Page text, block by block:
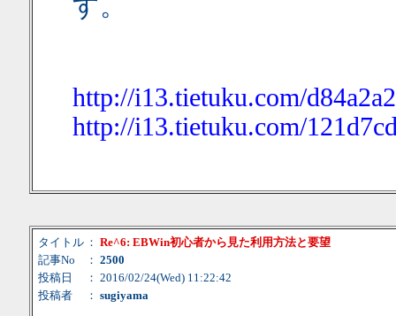
す。
http://i13.tietuku.com/
http://i13.tietuku.com/
タイトル ： Re^6: EBWin初心者から見た利用方法と要望
記事No
： 2500
投稿日
： 2016/02/24(Wed) 11:22:42
投稿者
： sugiyama